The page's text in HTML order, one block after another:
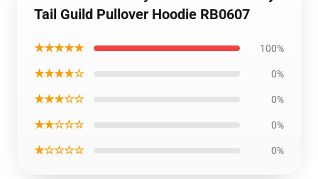
Tail Guild Pullover Hoodie RB0607
★★★★★ 100%
★★★★☆ 0%
★★★☆☆ 0%
★★☆☆☆ 0%
★☆☆☆☆ 0%